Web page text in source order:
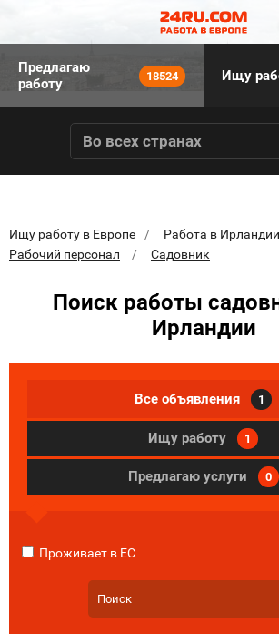
Предлагаю
работу
18524 Ищу
Во всех странах
Ищу работу в Европе
Работа в Ирландии
Рабочий персонал
Садовник
Поиск работы
Ирландии
Все объявления 1
Ищу работу 1
Предлагаю услуги 0
Проживает в ЕС